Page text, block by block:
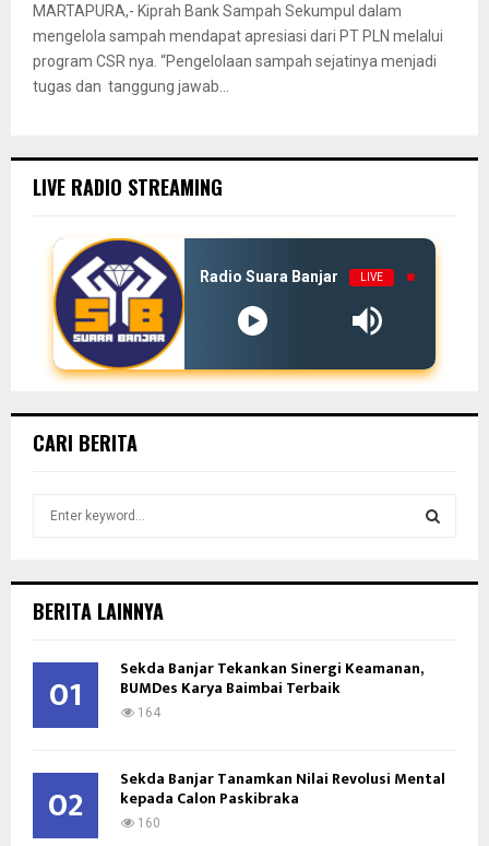
MARTAPURA,- Kiprah Bank Sampah Sekumpul dalam
mengelola sampah mendapat apresiasi dari PT PLN melalui
program CSR nya. “Pengelolaan sampah sejatinya menjadi
tugas dan tanggung jawab...
LIVE RADIO STREAMING
Radio Suara Banjar LIVE
CARI BERITA
h
o
H
BERITA LAINNYA
01 Sekda Banjar Tekankan Sinergi Keamanan,
BUMDes Karya Baimbai Terbaik
164
02 Sekda Banjar Tanamkan Nilai Revolusi Mental
kepada Calon Paskibraka
160